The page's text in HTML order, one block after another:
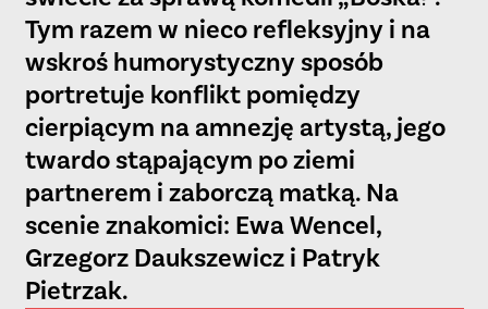
Tym razem w nieco refleksyjny i na
wskroś humorystyczny sposób
portretuje konflikt pomiędzy
cierpiącym na amnezję artystą, jego
twardo stąpającym po ziemi
partnerem i zaborczą matką. Na
scenie znakomici: Ewa Wencel,
Grzegorz Daukszewicz i Patryk
Pietrzak.